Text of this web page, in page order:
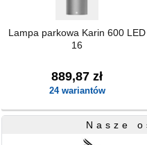
Lampa parkowa Karin 600 LED
16
889,87 zł
24 wariantów
Nasze